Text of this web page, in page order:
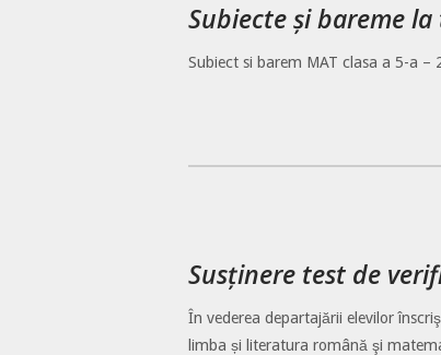
Subiecte și bareme
Subiect si barem MAT clasa a 5-a –
Susținere test de
În vederea departajării elevilor
limba și literatura română şi